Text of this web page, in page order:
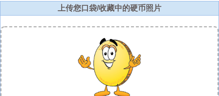
上传您口袋/收藏中的硬币照片